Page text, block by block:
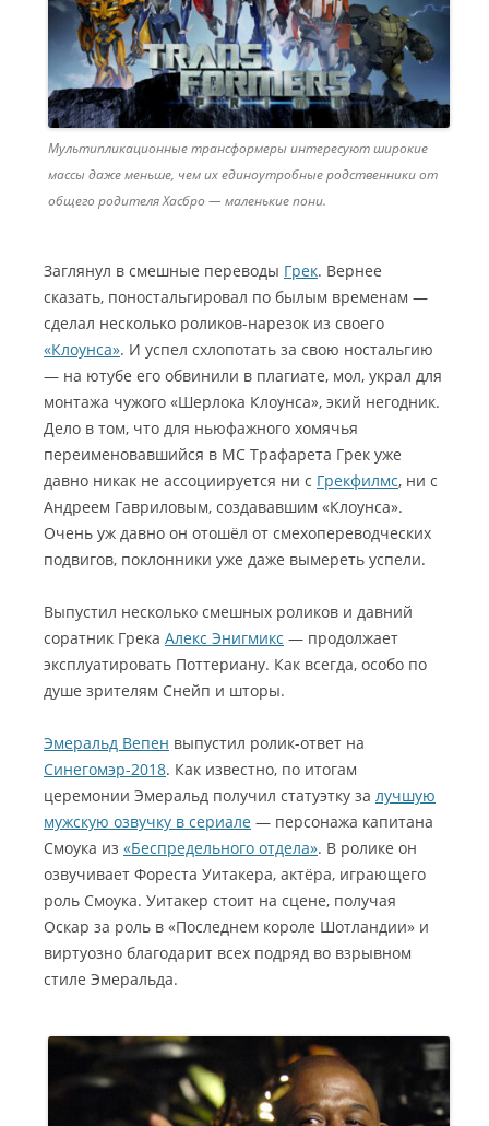
Мультипликационные трансформеры интересуют широкие
массы даже меньше, чем их единоутробные родственники от
общего родителя Хасбро — маленькие пони.
Заглянул в смешные переводы Грек. Вернее
сказать, поностальгировал по былым временам —
сделал несколько роликов-нарезок из своего
«Клоунса». И успел схлопотать за свою ностальгию
— на ютубе его обвинили в плагиате, мол, украл для
монтажа чужого «Шерлока Клоунса», экий негодник.
Дело в том, что для ньюфажного хомячья
переименовавшийся в МС Трафарета Грек уже
давно никак не ассоциируется ни с Грекфилмс, ни с
Андреем Гавриловым, создававшим «Клоунса».
Очень уж давно он отошёл от смехопереводческих
подвигов, поклонники уже даже вымереть успели.
Выпустил несколько смешных роликов и давний
соратник Грека Алекс Энигмикс — продолжает
эксплуатировать Поттериану. Как всегда, особо по
душе зрителям Снейп и шторы.
Эмеральд Вепен выпустил ролик-ответ на
Синегомэр-2018. Как известно, по итогам
церемонии Эмеральд получил статуэтку за лучшую
мужскую озвучку в сериале — персонажа капитана
Смоука из «Беспредельного отдела». В ролике он
озвучивает Фореста Уитакера, актёра, играющего
роль Смоука. Уитакер стоит на сцене, получая
Оскар за роль в «Последнем короле Шотландии» и
виртуозно благодарит всех подряд во взрывном
стиле Эмеральда.